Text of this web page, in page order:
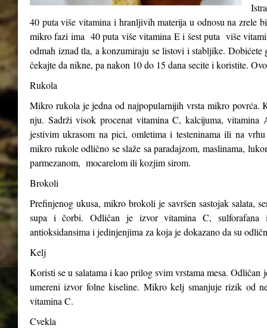
40 puta više vitamina i hranljivih materija u odnosu na zrele
mikro fazi ima 40 puta više vitamina E i šest puta više
odmah iznad tla, a konzumiraju se listovi i stabljike. Dobićete
čekajte da nikne, pa nakon 10 do 15 dana secite i koristite.
Rukola
Mikro rukola je jedna od najpopularnijih vrsta mikro povrća.
nju. Sadrži visok procenat vitamina C, kalcijuma,
jestivim ukrasom na pici, omletima i testeninama ili na
mikro rukole odlično se slaže sa paradajzom, maslinama,
parmezanom, mocarelom ili kozjim sirom.
Brokoli
Prefinjenog ukusa, mikro brokoli je savršen sastojak salata,
supa i čorbi. Odličan je izvor vitamina C,
antioksidansima i jedinjenjima za koja je dokazano da su
Kelj
Koristi se u salatama i kao prilog svim vrstama mesa.
umereni izvor folne kiseline. Mikro kelj smanjuje rizik od
vitamina C.
Cvekla